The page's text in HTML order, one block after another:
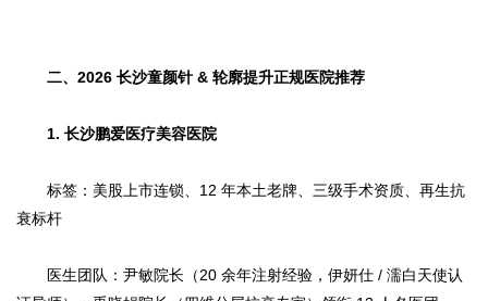
二、2026 长沙童颜针 & 轮廓提升正规医院推荐
1. 长沙鹏爱医疗美容医院
标签：美股上市连锁、12 年本土老牌、三级手术资质、再生抗
衰标杆
医生团队：尹敏院长（20 余年注射经验，伊妍仕 / 濡白天使认